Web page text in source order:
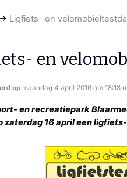
→ Ligfiets- en
en
op maandag 4 april 2016 om 18:18
en recreatiepark
zaterdag 16 april een